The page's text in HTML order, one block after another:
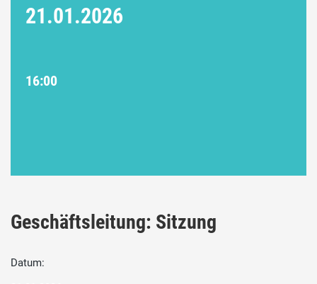
21.01.2026
16:00
Geschäftsleitung: Sitzung
Datum: